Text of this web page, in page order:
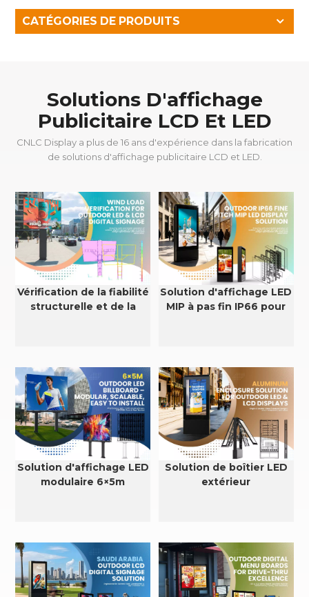
extérieur de 55
pouces
CATÉGORIES DE PRODUITS
Solutions D'affichage
Publicitaire LCD Et LED
CNLC Display a plus de 16 ans d'expérience dans la fabrication
de solutions d'affichage publicitaire LCD et LED.
Vérification de la fiabilité
structurelle et de la
Solution d'affichage LED
MIP à pas fin IP66 pour
Solution d'affichage LED
modulaire 6×5m
Solution de boîtier LED
extérieur